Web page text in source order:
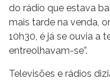
do rádio que estava
mais tarde na venda,
10h30, é já se ouvia a
entreolhavam-se”.
Televisões e rádios